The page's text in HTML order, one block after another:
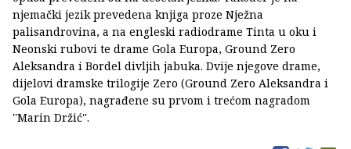
njemački jezik prevedena knjiga proze Nježna
palisandrovina, a na engleski radiodrame Tinta u oku i
Neonski rubovi te drame Gola Europa, Ground Zero
Aleksandra i Bordel divljih jabuka. Dvije njegove drame,
dijelovi dramske trilogije Zero (Ground Zero Aleksandra i
Gola Europa), nagrađene su prvom i trećom nagradom
''Marin Držić''.